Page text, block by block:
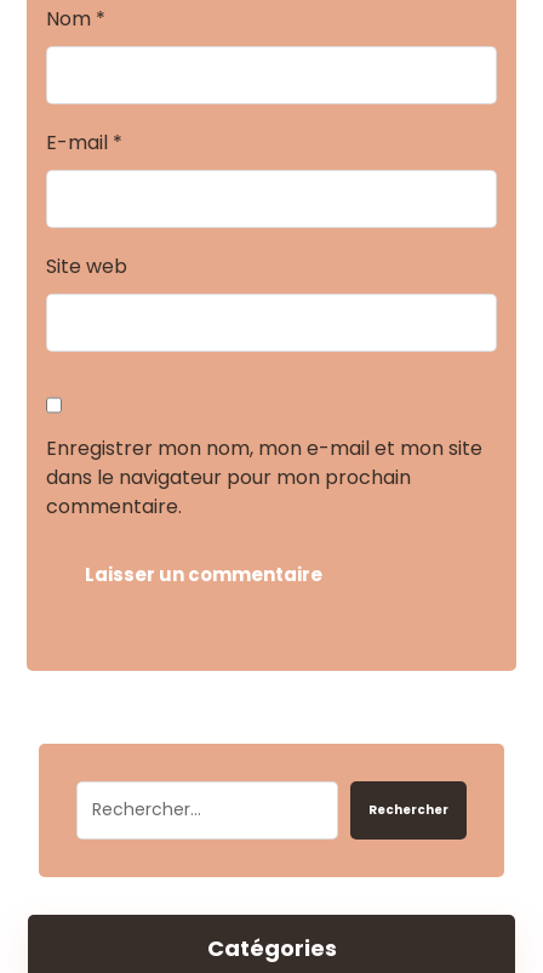
Nom *
E-mail *
Site web
Enregistrer mon nom, mon e-mail et mon site
dans le navigateur pour mon prochain
commentaire.
Laisser un commentaire
Rechercher
Catégories